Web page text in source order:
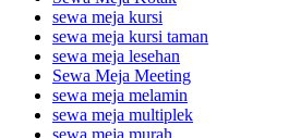
sewa meja kursi
sewa meja kursi taman
sewa meja lesehan
Sewa Meja Meeting
sewa meja melamin
sewa meja multiplek
sewa meja murah